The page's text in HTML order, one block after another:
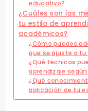
educativo?
¿Cuáles son las
tu estilo de
académicos?
¿Cómo puedes
que se ajuste a tu
¿Qué técnicas
aprendizaje
¿Qué
aplicación de tu